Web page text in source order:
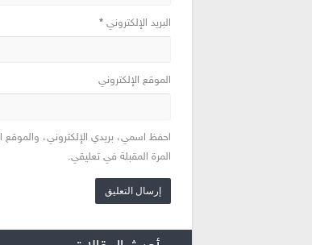
البريد الإلكتروني*
الموقع الإلكتروني
احفظ اسمي، بريدي الإلكتروني، والموقع
المرة المقبلة في تعليقي.